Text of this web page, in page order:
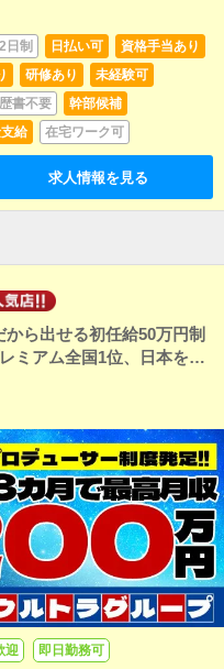
日制 日払い可
資格手当あり
研修あり
未経験可
書不要
幹部候補
給 在宅ワーク可
求人情報を見る
から出せる初任給50万円制
ミアム全国1位、日本を代
は正社員を積極採用
的に昇給・昇格させるこ
くの未経験でもサポート
迎
即日勤務可